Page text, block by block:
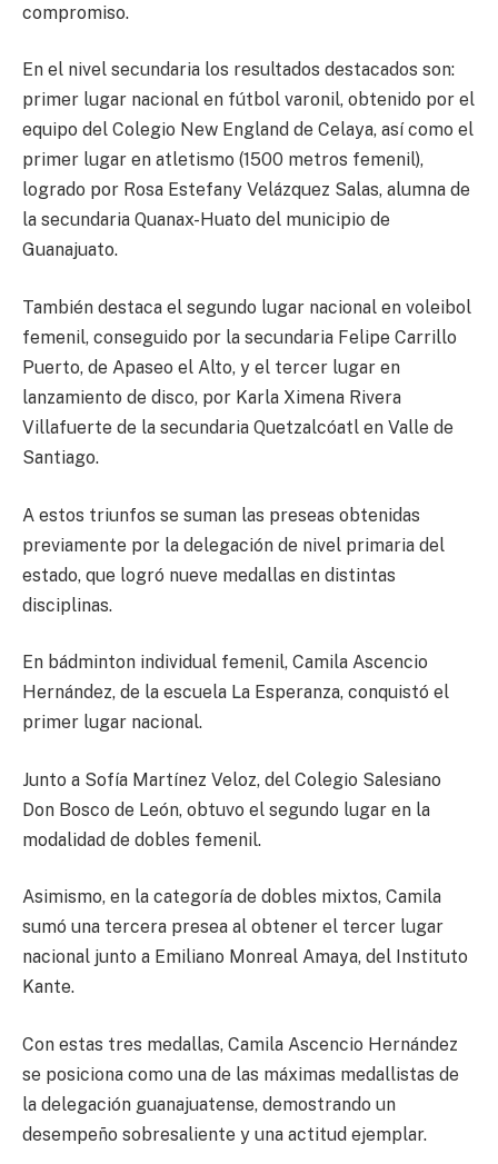
compromiso.
En el nivel secundaria los resultados destacados son:
primer lugar nacional en fútbol varonil, obtenido por el
equipo del Colegio New England de Celaya, así como el
primer lugar en atletismo (1500 metros femenil),
logrado por Rosa Estefany Velázquez Salas, alumna de
la secundaria Quanax-Huato del municipio de
Guanajuato.
También destaca el segundo lugar nacional en voleibol
femenil, conseguido por la secundaria Felipe Carrillo
Puerto, de Apaseo el Alto, y el tercer lugar en
lanzamiento de disco, por Karla Ximena Rivera
Villafuerte de la secundaria Quetzalcóatl en Valle de
Santiago.
A estos triunfos se suman las preseas obtenidas
previamente por la delegación de nivel primaria del
estado, que logró nueve medallas en distintas
disciplinas.
En bádminton individual femenil, Camila Ascencio
Hernández, de la escuela La Esperanza, conquistó el
primer lugar nacional.
Junto a Sofía Martínez Veloz, del Colegio Salesiano
Don Bosco de León, obtuvo el segundo lugar en la
modalidad de dobles femenil.
Asimismo, en la categoría de dobles mixtos, Camila
sumó una tercera presea al obtener el tercer lugar
nacional junto a Emiliano Monreal Amaya, del Instituto
Kante.
Con estas tres medallas, Camila Ascencio Hernández
se posiciona como una de las máximas medallistas de
la delegación guanajuatense, demostrando un
desempeño sobresaliente y una actitud ejemplar.